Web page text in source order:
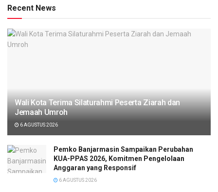
Recent News
Wali Kota Terima Silaturahmi Peserta Ziarah dan
Jemaah Umroh
6 AGUSTUS 2026
Pemko Banjarmasin Sampaikan Perubahan
KUA-PPAS 2026, Komitmen Pengelolaan
Anggaran yang Responsif
6 AGUSTUS 2026